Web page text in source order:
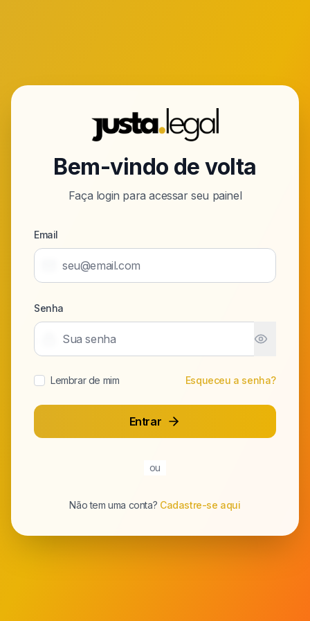
Bem-vindo de volta
Faça login para acessar seu painel
Email
Senha
Lembrar de mim Esqueceu a senha?
Entrar
ou
Não tem uma conta? Cadastre-se aqui